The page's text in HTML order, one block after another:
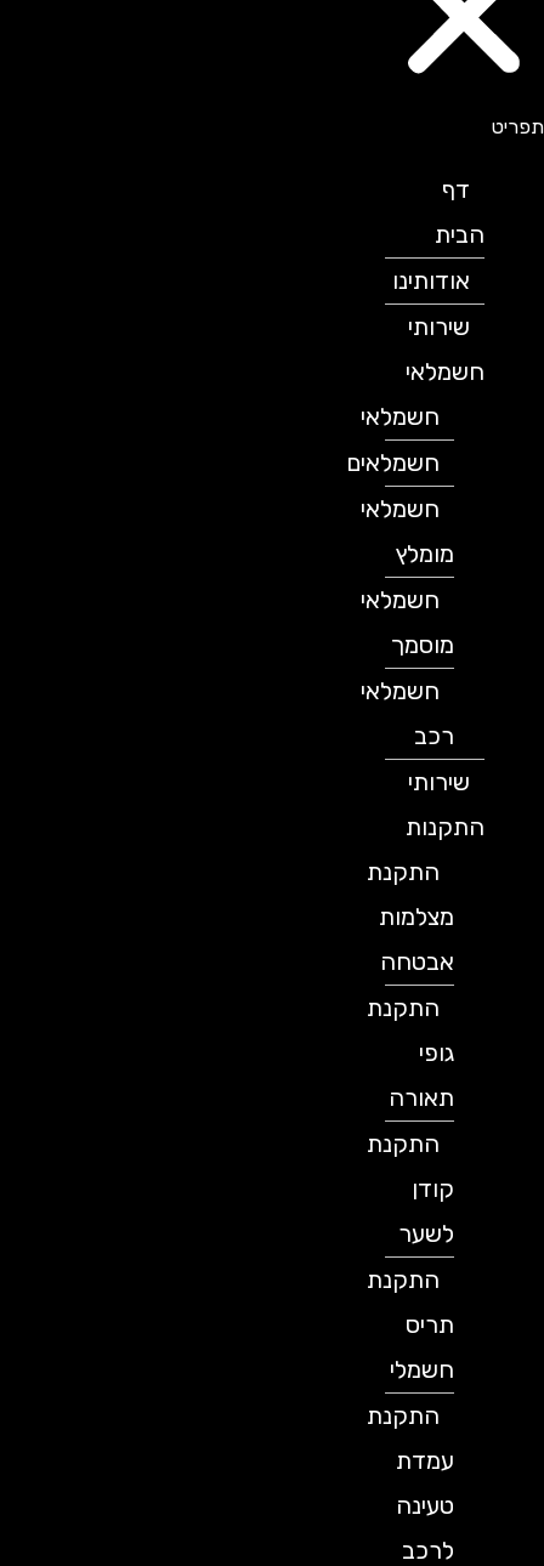
הבית
אודותינו
שירותי
חשמלאי
חשמלאי
חשמלאים
חשמלאי
מומלץ
חשמלאי
מוסמך
חשמלאי
שירותי
התקנות
התקנת
מצלמות
אבטחה
התקנת
תאורה
התקנת
לשער
התקנת
תריס
חשמלי
התקנת
עמדת
טעינה
לרכב